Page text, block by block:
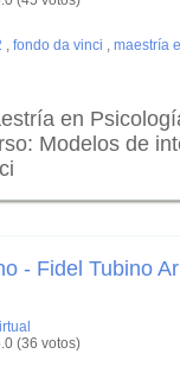
, fondo da vinci , maestría
en
Modelos de
- Fidel Tubino
(36 votos)